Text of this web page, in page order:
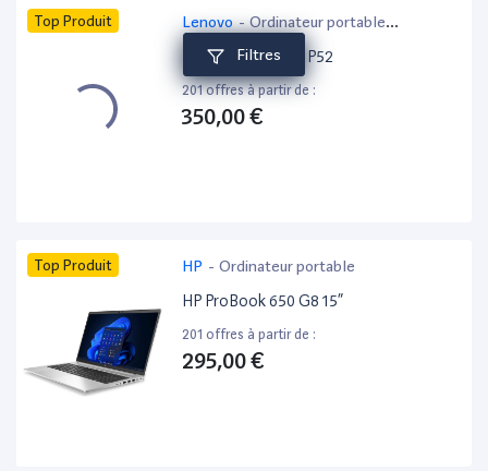
Filtres
Top Produit Lenovo- Ordinateur portable
bureautique
Lenovo ThinkPad P52
201 offres à partir de :
350,00 €
Top Produit HP - Ordinateur portable
HP ProBook 650 G8 15”
201 offres à partir de :
295,00 €